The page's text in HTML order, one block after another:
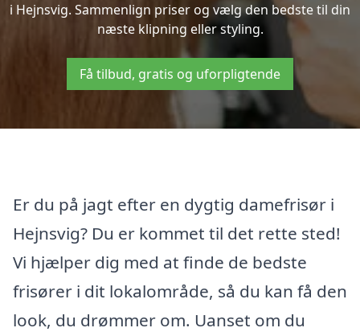
i Hejnsvig. Sammenlign priser og vælg den bedste til din
næste klipning eller styling.
Få tilbud, gratis og uforpligtende
Er du på jagt efter en dygtig damefrisør i
Hejnsvig? Du er kommet til det rette sted!
Vi hjælper dig med at finde de bedste
frisører i dit lokalområde, så du kan få den
look, du drømmer om. Uanset om du